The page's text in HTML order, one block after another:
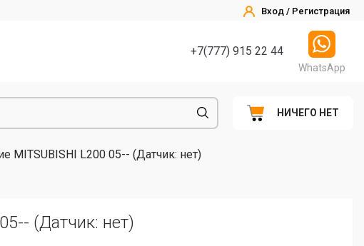
Вход / Регистрация
+7(777) 915 22 44
WhatsApp
НИЧЕГО НЕТ
MITSUBISHI L200 05-- (Датчик: нет)
(Датчик: нет)